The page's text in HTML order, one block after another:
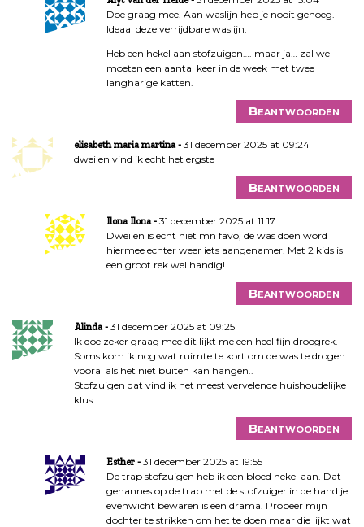
Doe graag mee. Aan waslijn heb je nooit genoeg.
Ideaal deze verrijdbare waslijn.
Heb een hekel aan stofzuigen…. maar ja… zal wel
moeten een aantal keer in de week met twee
langharige katten.
Beantwoorden
elisabeth maria martina
31 december 2025 at 09:24
dweilen vind ik echt het ergste
Beantwoorden
Ilona Ilona
31 december 2025 at 11:17
Dweilen is echt niet mn favo, de was doen word
hiermee echter weer iets aangenamer. Met 2 kids is
een groot rek wel handig!
Beantwoorden
Alinda
31 december 2025 at 09:25
Ik doe zeker graag mee dit lijkt me een heel fijn droogrek.
Soms kom ik nog wat ruimte te kort om de was te drogen
vooral als het niet buiten kan hangen..
Stofzuigen dat vind ik het meest vervelende huishoudelijke
klus
Beantwoorden
Esther
31 december 2025 at 19:55
De trap stofzuigen heb ik een bloed hekel aan. Dat
gehannes op de trap met de stofzuiger in de hand je
evenwicht bewaren is een drama. Probeer mijn
dochter te strikken om het te doen maar die lijkt wat